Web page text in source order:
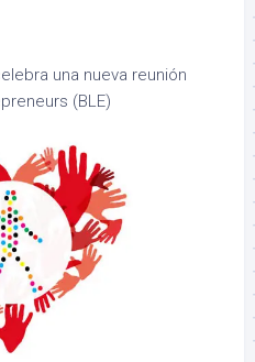
una nueva reunión
(BLE)